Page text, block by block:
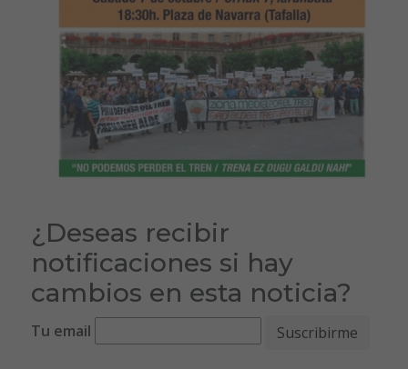
¿Deseas recibir
notificaciones si hay
cambios en esta noticia?
Tu email